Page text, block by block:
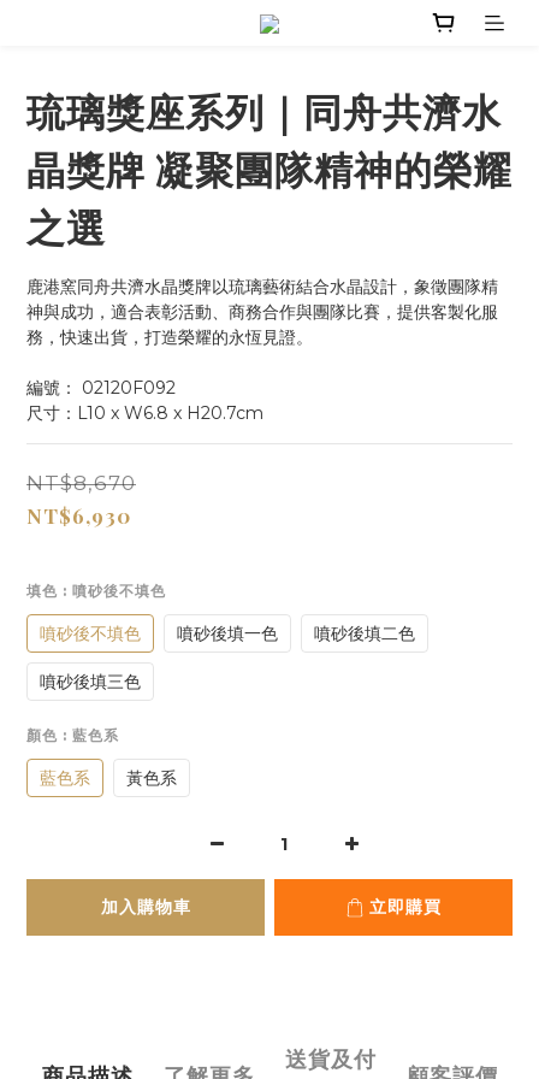
琉璃獎座系列｜同舟共濟水
晶獎牌 凝聚團隊精神的榮耀
之選
鹿港窯同舟共濟水晶獎牌以琉璃藝術結合水晶設計，象徵團隊精
神與成功，適合表彰活動、商務合作與團隊比賽，提供客製化服
務，快速出貨，打造榮耀的永恆見證。
編號： 02120F092
尺寸：L10 x W6.8 x H20.7cm
NT$8,670
NT$6,930
填色 : 噴砂後不填色
噴砂後不填色 噴砂後填一色 噴砂後填二色
噴砂後填三色
顏色 : 藍色系
藍色系 黃色系
加入購物車 立即購買
送貨及付